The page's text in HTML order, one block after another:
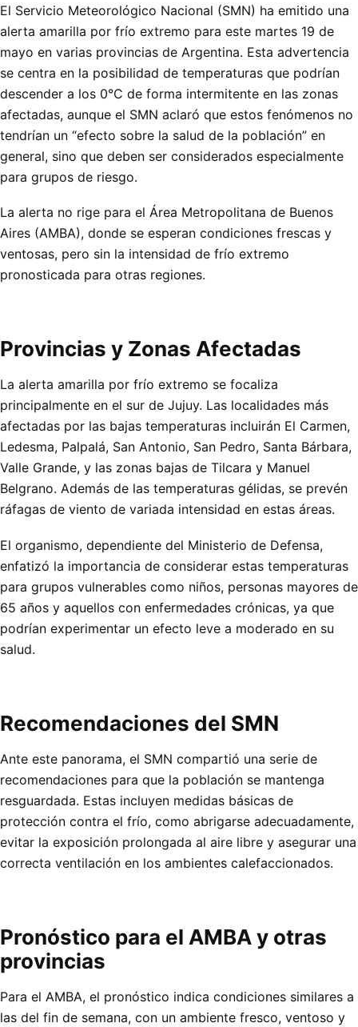
El Servicio Meteorológico Nacional (SMN) ha emitido una
alerta amarilla por frío extremo para este martes 19 de
mayo en varias provincias de Argentina. Esta advertencia
se centra en la posibilidad de temperaturas que podrían
descender a los 0°C de forma intermitente en las zonas
afectadas, aunque el SMN aclaró que estos fenómenos no
tendrían un “efecto sobre la salud de la población” en
general, sino que deben ser considerados especialmente
para grupos de riesgo.
La alerta no rige para el Área Metropolitana de Buenos
Aires (AMBA), donde se esperan condiciones frescas y
ventosas, pero sin la intensidad de frío extremo
pronosticada para otras regiones.
Provincias y Zonas Afectadas
La alerta amarilla por frío extremo se focaliza
principalmente en el sur de Jujuy. Las localidades más
afectadas por las bajas temperaturas incluirán El Carmen,
Ledesma, Palpalá, San Antonio, San Pedro, Santa Bárbara,
Valle Grande, y las zonas bajas de Tilcara y Manuel
Belgrano. Además de las temperaturas gélidas, se prevén
ráfagas de viento de variada intensidad en estas áreas.
El organismo, dependiente del Ministerio de Defensa,
enfatizó la importancia de considerar estas temperaturas
para grupos vulnerables como niños, personas mayores de
65 años y aquellos con enfermedades crónicas, ya que
podrían experimentar un efecto leve a moderado en su
salud.
Recomendaciones del SMN
Ante este panorama, el SMN compartió una serie de
recomendaciones para que la población se mantenga
resguardada. Estas incluyen medidas básicas de
protección contra el frío, como abrigarse adecuadamente,
evitar la exposición prolongada al aire libre y asegurar una
correcta ventilación en los ambientes calefaccionados.
Pronóstico para el AMBA y otras
provincias
Para el AMBA, el pronóstico indica condiciones similares a
las del fin de semana, con un ambiente fresco, ventoso y